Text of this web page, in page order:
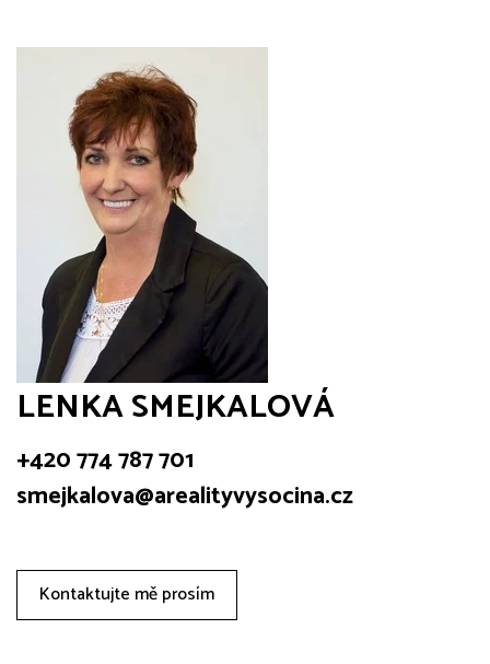
LENKA SMEJKALOVÁ
+420 774 787 701
smejkalova@arealityvysocina.cz
Kontaktujte mě prosím